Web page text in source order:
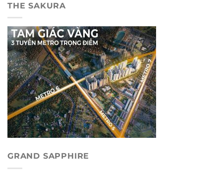
THE SAKURA
GRAND SAPPHIRE